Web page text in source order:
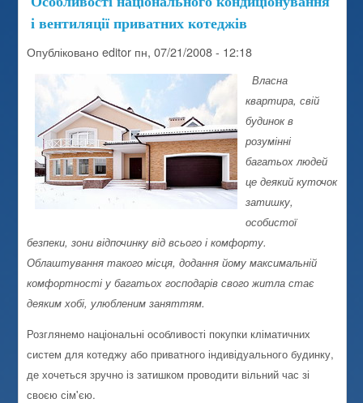
і вентиляції приватних котеджів
Опублікованоeditor пн, 07/21/2008 - 12:18
Власна
квартира, свій
будинок в
розумінні
багатьох людей
це деякий куточок
затишку,
особистої
безпеки, зони відпочинку від всього і комфорту.
Облаштування такого місця, додання йому максимальній
комфортності у багатьох господарів свого житла стає
деяким хобі, улюбленим заняттям.
Розглянемо національні особливості покупки кліматичних
систем для котеджу або приватного індивідуального будинку,
де хочеться зручно із затишком проводити вільний час зі
своєю сім'єю.